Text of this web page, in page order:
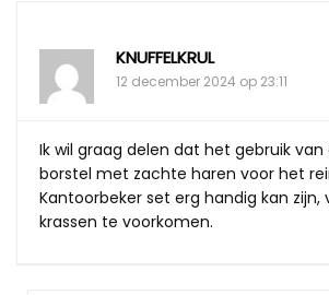
KNUFFELKRUL
12 december 2024 op 23:11
Ik wil graag delen dat het gebruik van
borstel met zachte haren voor het
Kantoorbeker set erg handig kan zijn,
krassen te voorkomen.